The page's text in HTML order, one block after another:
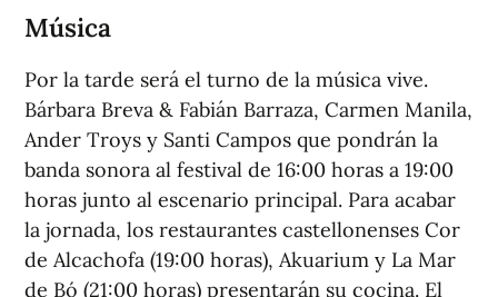
Música
Por la tarde será el turno de la música vive.
Bárbara Breva & Fabián Barraza, Carmen Manila,
Ander Troys y Santi Campos que pondrán la
banda sonora al festival de 16:00 horas a 19:00
horas junto al escenario principal. Para acabar
la jornada, los restaurantes castellonenses Cor
de Alcachofa (19:00 horas), Akuarium y La Mar
de Bó (21:00 horas) presentarán su cocina. El